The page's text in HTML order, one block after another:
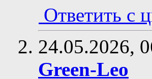
Ответить с
24.05.2026,
Green-Leo